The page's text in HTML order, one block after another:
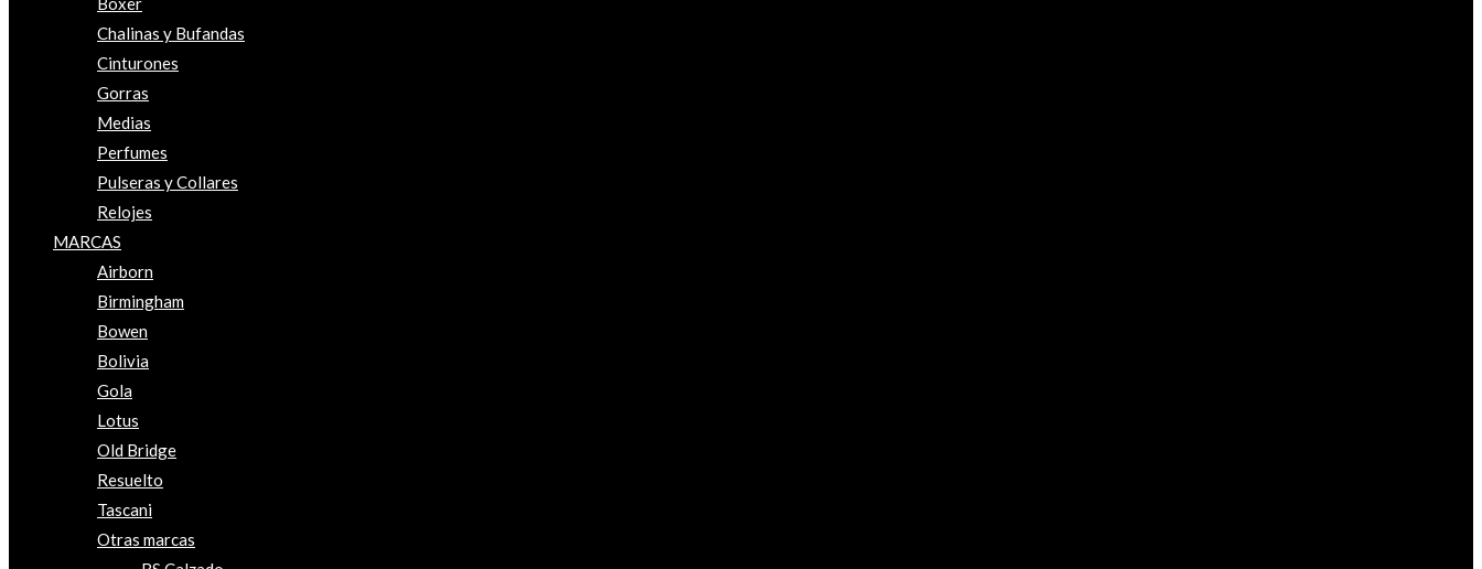
Chalinas y Bufandas
Cinturones
Gorras
Medias
Perfumes
Pulseras y Collares
Relojes
MARCAS
Airborn
Birmingham
Bowen
Bolivia
Gola
Lotus
Old Bridge
Resuelto
Tascani
Otras marcas